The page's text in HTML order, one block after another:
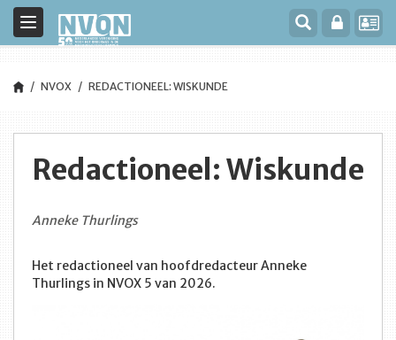
Toggle
navigation
NVOX REDACTIONEEL: WISKUNDE
Redactioneel: Wiskunde
Anneke Thurlings
Het redactioneel van hoofdredacteur Anneke
Thurlings in NVOX 5 van 2026.